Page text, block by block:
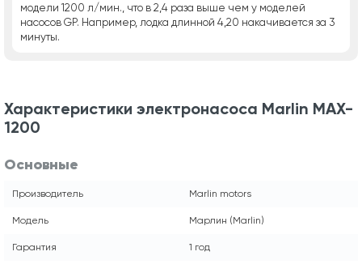
модели 1200 л/мин., что в 2,4 раза выше чем у моделей
насосов GP. Например, лодка длинной 4,20 накачивается за 3
минуты.
Характеристики электронасоса Marlin MAX-
1200
Основные
Производитель Marlin motors
Модель Марлин (Marlin)
Гарантия 1 год